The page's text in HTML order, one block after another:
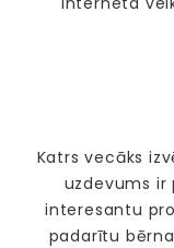
Katrs vecāks
uzdevums
interesantu
padarītu